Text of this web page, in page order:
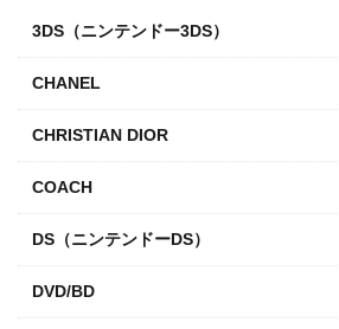
3DS（ニンテンドー3DS）
CHANEL
CHRISTIAN DIOR
COACH
DS（ニンテンドーDS）
DVD/BD